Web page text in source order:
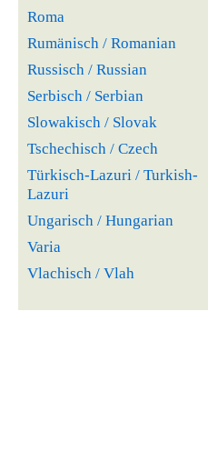
Roma
Rumänisch / Romanian
Russisch / Russian
Serbisch / Serbian
Slowakisch / Slovak
Tschechisch / Czech
Türkisch-Lazuri / Turkish-
Lazuri
Ungarisch / Hungarian
Varia
Vlachisch / Vlah